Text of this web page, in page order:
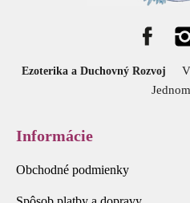
Ezoterika a Duchovný Rozvoj
Jednom
Informácie
Obchodné podmienky